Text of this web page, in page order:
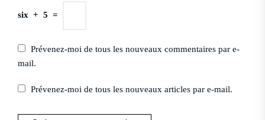
six + 5 =
Prévenez-moi de tous les nouveaux commentaires par e-
mail.
Prévenez-moi de tous les nouveaux articles par e-mail.